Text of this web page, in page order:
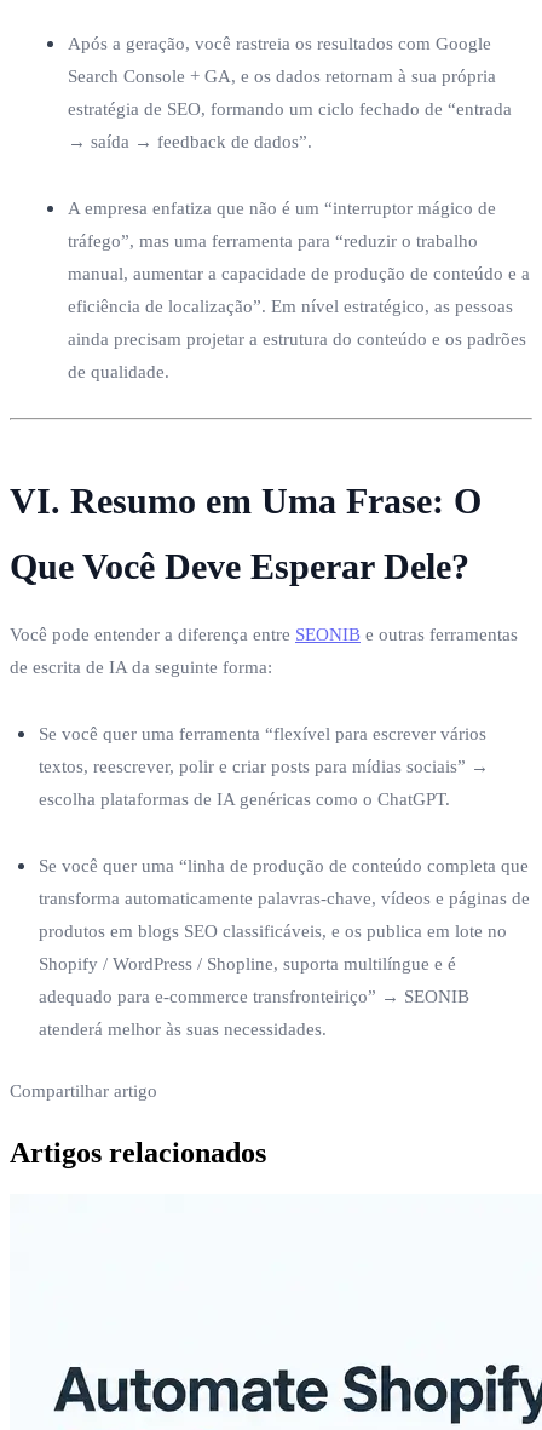
Após a geração, você rastreia os resultados com Google
Search Console + GA, e os dados retornam à sua própria
estratégia de SEO, formando um ciclo fechado de “entrada
→ saída → feedback de dados”.
A empresa enfatiza que não é um “interruptor mágico de
tráfego”, mas uma ferramenta para “reduzir o trabalho
manual, aumentar a capacidade de produção de conteúdo e a
eficiência de localização”. Em nível estratégico, as pessoas
ainda precisam projetar a estrutura do conteúdo e os padrões
de qualidade.
VI. Resumo em Uma Frase: O
Que Você Deve Esperar Dele?
Você pode entender a diferença entre SEONIB e outras ferramentas
de escrita de IA da seguinte forma:
Se você quer uma ferramenta “flexível para escrever vários
textos, reescrever, polir e criar posts para mídias sociais” →
escolha plataformas de IA genéricas como o ChatGPT.
Se você quer uma “linha de produção de conteúdo completa que
transforma automaticamente palavras-chave, vídeos e páginas de
produtos em blogs SEO classificáveis, e os publica em lote no
Shopify / WordPress / Shopline, suporta multilíngue e é
adequado para e-commerce transfronteiriço” → SEONIB
atenderá melhor às suas necessidades.
Compartilhar artigo
Artigos relacionados